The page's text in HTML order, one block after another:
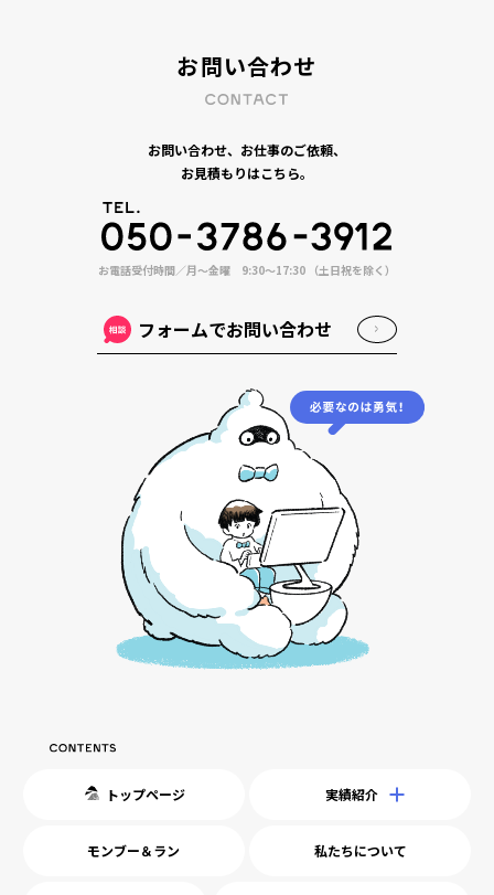
お問い合わせ
お問い合わせ、お仕事のご依頼、
お見積もりはこちら。
お電話受付時間／月〜金曜 9:30〜17:30 （土日祝を除く）
フォームでお問い合わせ
トップページ 実績紹介
モンブー＆ラン 私たちについて